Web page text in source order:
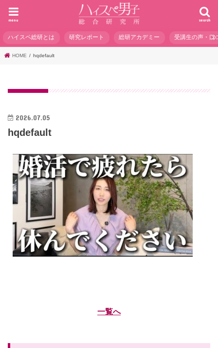
search
menu
ハイスペ総研とは 研究レポート 総研アカデミー 受講生の声・口
HOME hqdefault
2026.07.05
hqdefault
一覧へ